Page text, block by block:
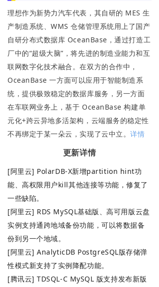
理想作为新势力汽车代表，其自研的 MES 生
产制造系统、WMS 仓储管理系统用上了国产
自研分布式数据库 OceanBase，通过打造工
厂中的“超级大脑”，将先进的制造业能力和互
联网数字化技术融合。在双方的合作中，
OceanBase 一方面可以应用于智能制造系
统，提供极致稳定的数据库服务，另一方面
在车联网业务上，基于 OceanBase 构建单
元化+跨云异地多活架构，云端服务的稳定性
不再绑定于某一朵云，实现了云中立。详情
更新详情
[阿里云] PolarDB-X新增partition hint功
能、高权限用户kill其他连接等功能，修复了
一些缺陷。
[阿里云] RDS MySQL基础版、高可用版云盘
实例支持通跨地域备份功能，可以将数据备
份到另一个地域。
[阿里云] AnalyticDB PostgreSQL版存储弹
性模式新支持了实例降配功能。
[腾讯云] TDSQL-C MySQL 版支持发布新版